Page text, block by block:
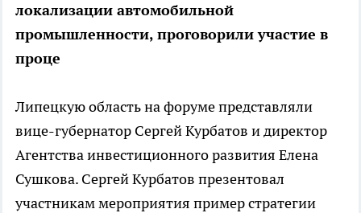
локализации автомобильной
промышленности, проговорили участие в
проце
Липецкую область на форуме представляли
вице-губернатор Сергей Курбатов и директор
Агентства инвестиционного развития Елена
Сушкова. Сергей Курбатов презентовал
участникам мероприятия пример стратегии